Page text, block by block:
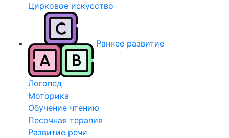
Цирковое искусство
Раннее развитие
Логопед
Моторика
Обучение чтению
Песочная терапия
Развитие речи